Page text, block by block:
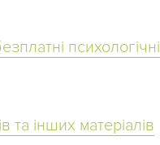
психологічні
та інших матеріалів